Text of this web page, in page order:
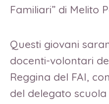
Familiari” di Melito
Questi giovani
docenti-volontari
Reggina del FAI,
del delegato